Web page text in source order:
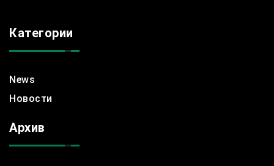
Категории
News
Новости
Архив